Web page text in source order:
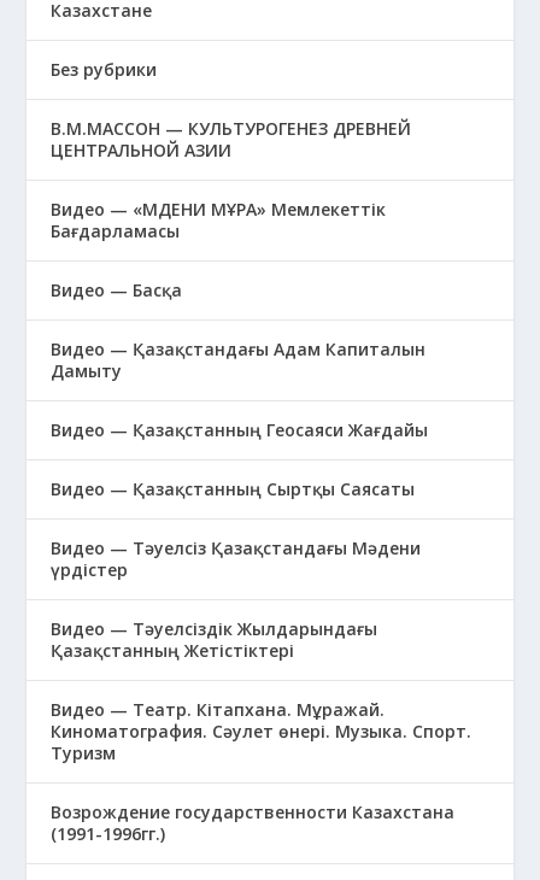
Казахстане
Без рубрики
В.М.МАССОН — КУЛЬТУРОГЕНЕЗ ДРЕВНЕЙ
ЦЕНТРАЛЬНОЙ АЗИИ
Видео — «МӘДЕНИ МҰРА» Мемлекеттік
Бағдарламасы
Видео — Басқа
Видео — Қазақстандағы Адам Капиталын
Дамыту
Видео — Қазақстанның Геосаяси Жағдайы
Видео — Қазақстанның Сыртқы Саясаты
Видео — Тәуелсіз Қазақстандағы Мәдени
үрдістер
Видео — Тәуелсіздік Жылдарындағы
Қазақстанның Жетістіктері
Видео — Театр. Кітапхана. Мұражай.
Киноматография. Сәулет өнері. Музыка. Спорт.
Туризм
Возрождение государственности Казахстана
(1991-1996гг.)